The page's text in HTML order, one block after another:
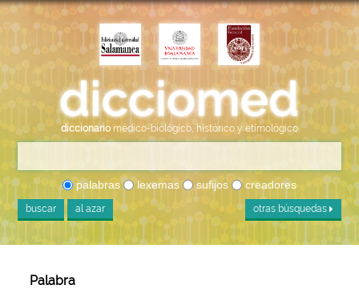
diccionario médico-biológico, histórico y etimológico
palabras lexemas sufijos creadores
buscar al azar otras búsquedas
Palabra